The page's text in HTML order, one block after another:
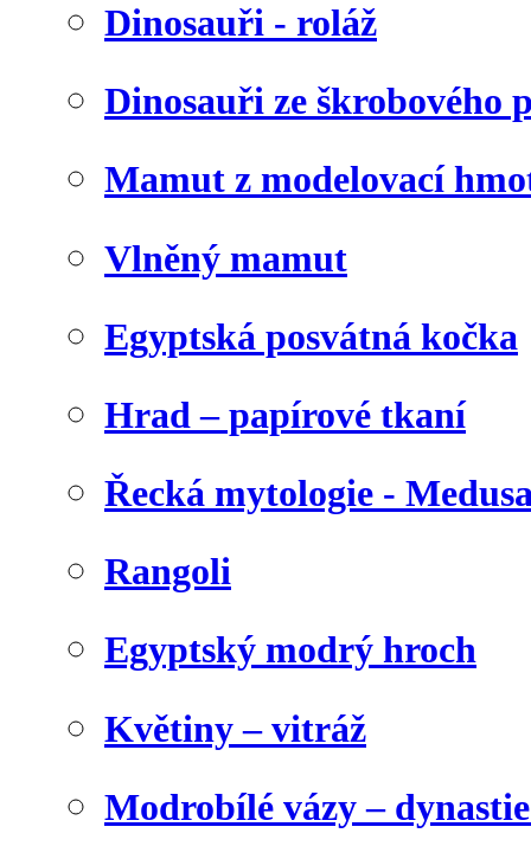
Dinosauři - roláž
Dinosauři ze škrobového
Mamut z modelovací
Vlněný mamut
Egyptská posvátná kočka
Hrad – papírové tkaní
Řecká mytologie -
Rangoli
Egyptský modrý hroch
Květiny – vitráž
Modrobílé vázy –